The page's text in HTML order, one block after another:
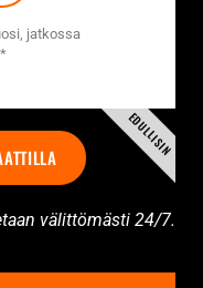
jatkossa
EDULLISIN
välittömästi 24/7.